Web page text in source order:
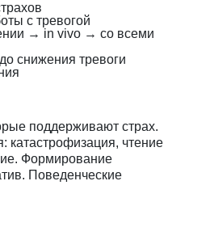
с тревогой
→ in vivo → со всеми
снижения тревоги
поддерживают страх.
катастрофизация, чтение
Формирование
Поведенческие